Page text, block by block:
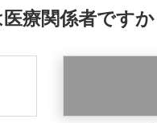
療関係者ですか